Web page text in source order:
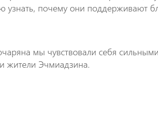
узнать, почему они поддерживают
мы чувствовали себя
жители Эчмиадзина.